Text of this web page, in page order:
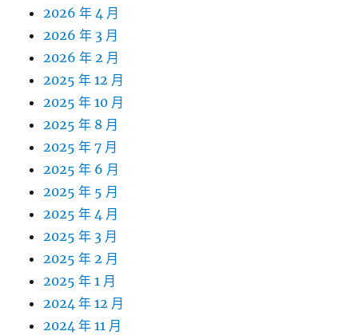
2026 年 4 月
2026 年 3 月
2026 年 2 月
2025 年 12 月
2025 年 10 月
2025 年 8 月
2025 年 7 月
2025 年 6 月
2025 年 5 月
2025 年 4 月
2025 年 3 月
2025 年 2 月
2025 年 1 月
2024 年 12 月
2024 年 11 月